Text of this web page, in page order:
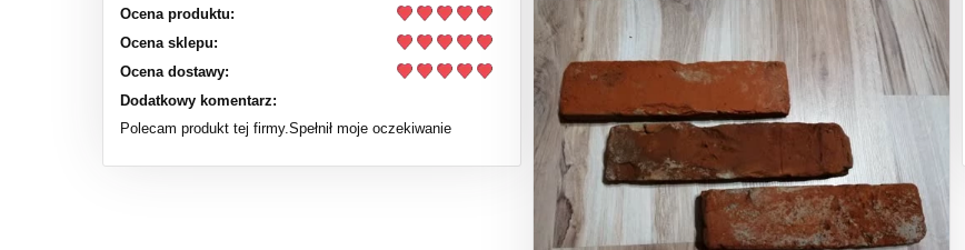
Ocena produktu:
Ocena sklepu:
Ocena dostawy:
Dodatkowy komentarz:
Polecam produkt tej firmy.Spełnił moje oczekiwanie